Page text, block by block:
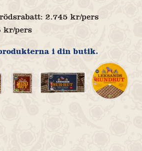
2.745 kr/pers
kr/pers
i din butik.